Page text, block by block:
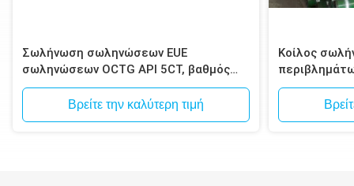
Σωλήνωση σωληνώσεων EUE
σωληνώσεων OCTG API 5CT, βαθμός
J55/K55, N80, C90, C95, P110, άκρες
EUE API 5CTΒρείτε την καλύτερη τιμή
Κοίλος
ίντσας για